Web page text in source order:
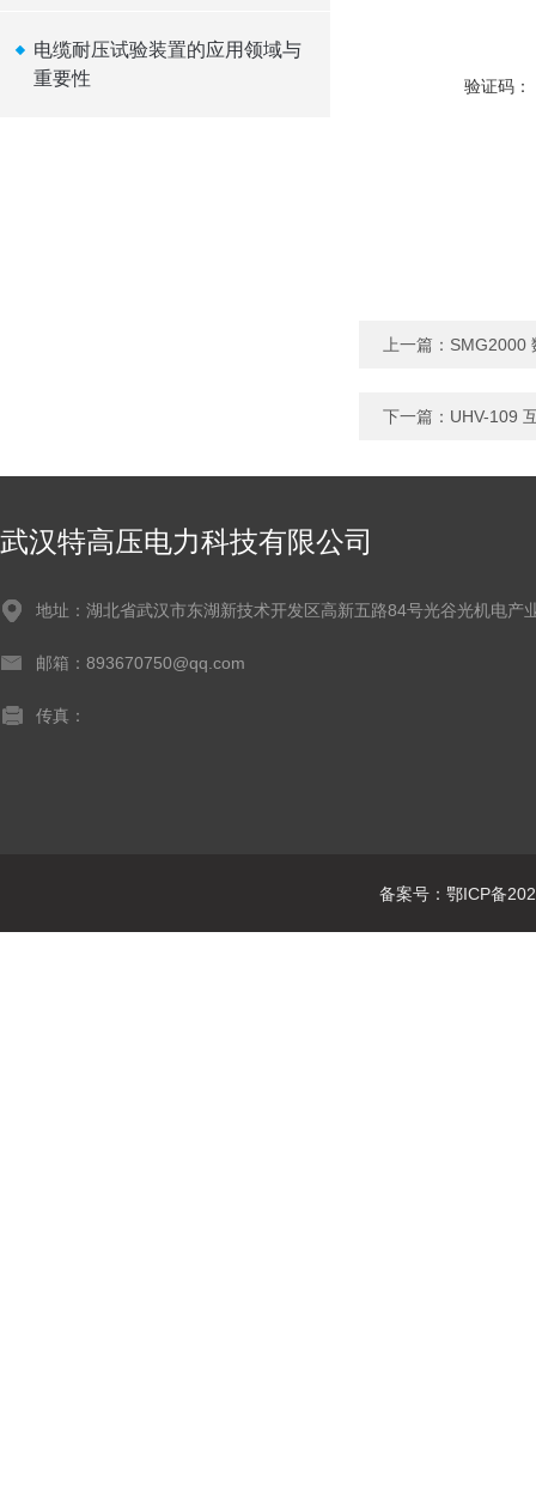
电缆耐压试验装置的应用领域与
重要性
验证码：
上一篇： SMG2000
下一篇： UHV-109
武汉特高压电力科技有限公司
地址：湖北省武汉市东湖新技术开发区高新五路84号光谷光机电产
邮箱：893670750@qq.com
传真：
备案号：鄂ICP备